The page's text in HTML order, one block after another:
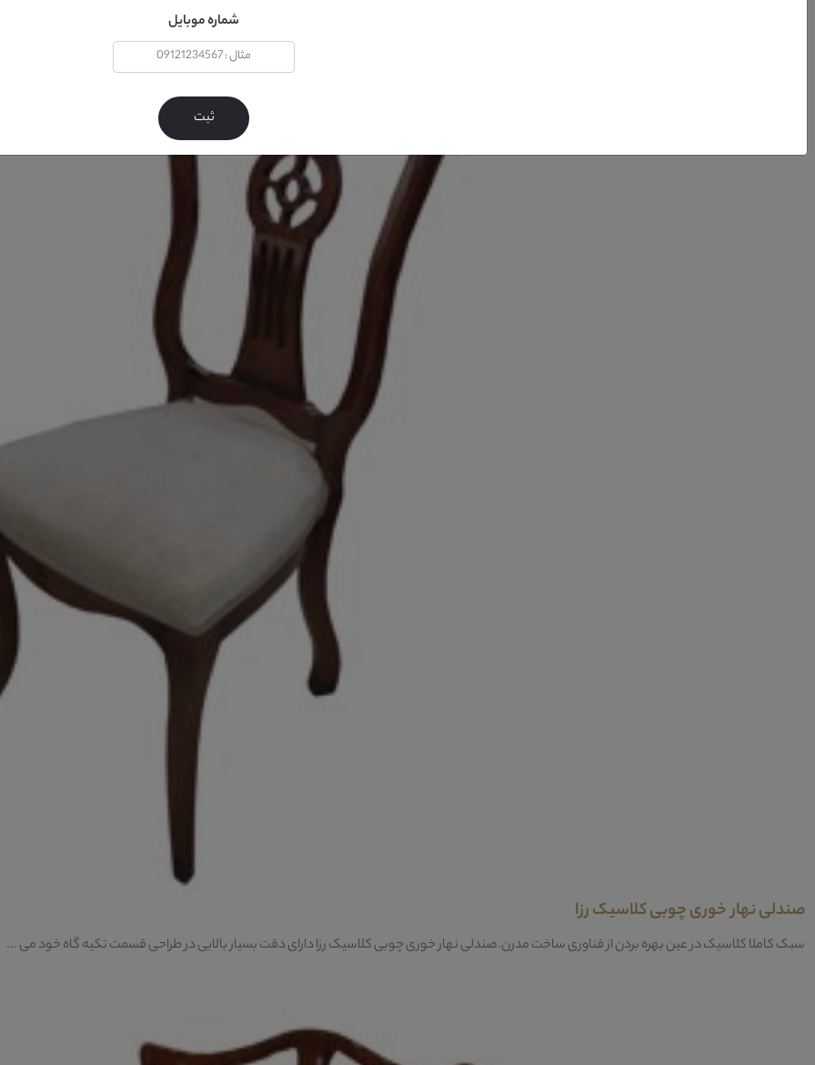
صندلی نهار خوری چوبی کلاسیک رزا
سبک کاملا کلاسیک در عین بهره بردن از فناوری ساخت مدرن.صندلی نهار خوری چوبی کلاسیک رزا دارای دقت بسیار بالایی در طراحی قسمت تکیه گاه خود می ...
شماره موبایل
ثبت